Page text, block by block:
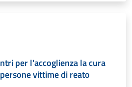
per l'accoglienza la cura
vittime di reato